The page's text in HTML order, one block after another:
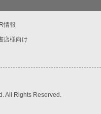
IR情報
店様向け
All Rights Reserved.